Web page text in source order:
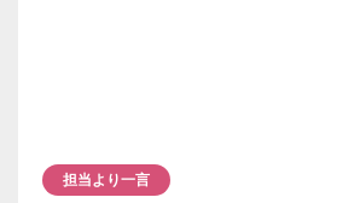
担当より一言